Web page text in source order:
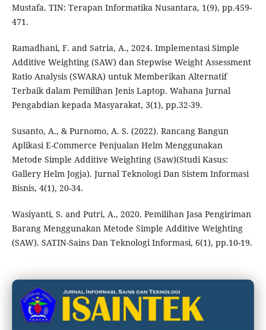
Mustafa. TIN: Terapan Informatika Nusantara, 1(9), pp.459-
471.
Ramadhani, F. and Satria, A., 2024. Implementasi Simple
Additive Weighting (SAW) dan Stepwise Weight Assessment
Ratio Analysis (SWARA) untuk Memberikan Alternatif
Terbaik dalam Pemilihan Jenis Laptop. Wahana Jurnal
Pengabdian kepada Masyarakat, 3(1), pp.32-39.
Susanto, A., & Purnomo, A. S. (2022). Rancang Bangun
Aplikasi E-Commerce Penjualan Helm Menggunakan
Metode Simple Additive Weighting (Saw)(Studi Kasus:
Gallery Helm Jogja). Jurnal Teknologi Dan Sistem Informasi
Bisnis, 4(1), 20-34.
Wasiyanti, S. and Putri, A., 2020. Pemilihan Jasa Pengiriman
Barang Menggunakan Metode Simple Additive Weighting
(SAW). SATIN-Sains Dan Teknologi Informasi, 6(1), pp.10-19.